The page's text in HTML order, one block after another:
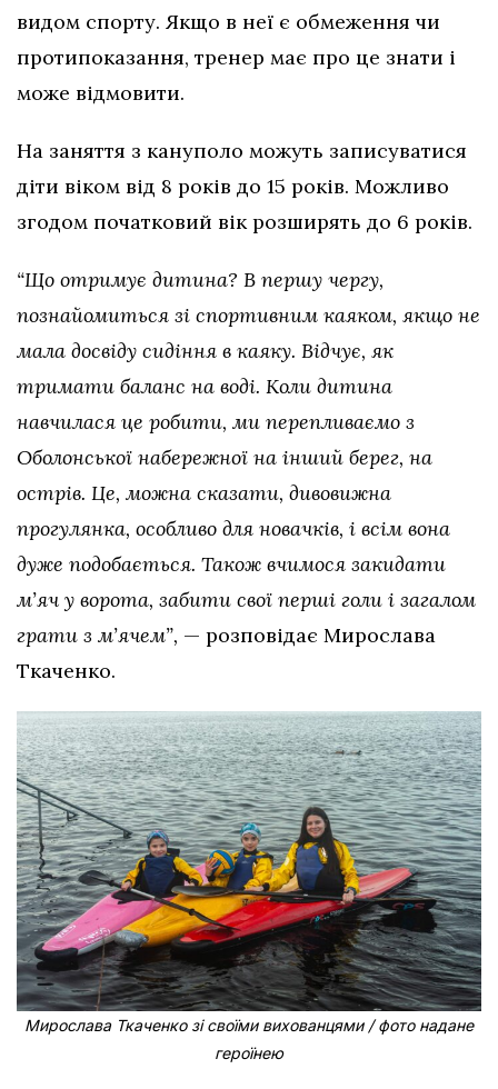
видом спорту. Якщо в неї є обмеження чи
протипоказання, тренер має про це знати і
може відмовити.
На заняття з кануполо можуть записуватися
діти віком від 8 років до 15 років. Можливо
згодом початковий вік розширять до 6 років.
“Що отримує дитина? В першу чергу,
познайомиться зі спортивним каяком, якщо не
мала досвіду сидіння в каяку. Відчує, як
тримати баланс на воді. Коли дитина
навчилася це робити, ми перепливаємо з
Оболонської набережної на інший берег, на
острів. Це, можна сказати, дивовижна
прогулянка, особливо для новачків, і всім вона
дуже подобається. Також вчимося закидати
м’яч у ворота, забити свої перші голи і загалом
грати з м’ячем”, — розповідає Мирослава
Ткаченко.
Мирослава Ткаченко зі своїми вихованцями / фото надане
героїнею